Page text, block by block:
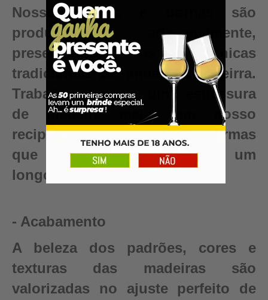
Nossos barris e dornas são
produzidos artesanalmente,
preservando as técnicas
tradicionais da Tanoaria Brasileirra.
Trabalhamos com uma espessura
de madeira maior em nosso
recipientes para garantir reformas
que renovam seu barril para um
longo período de uso.
- Acabamento
A beleza dos padrões, cores e
texturas das madeiras são
valorizadas no ajuste perfeito de